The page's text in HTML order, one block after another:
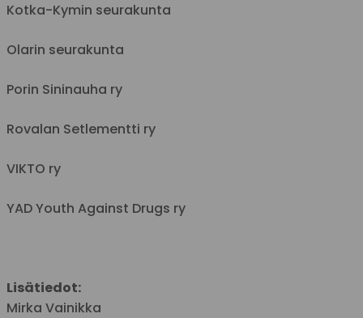
Kotka-Kymin seurakunta
Olarin seurakunta
Porin Sininauha ry
Rovalan Setlementti ry
VIKTO ry
YAD Youth Against Drugs ry
Lisätiedot:
Mirka Vainikka